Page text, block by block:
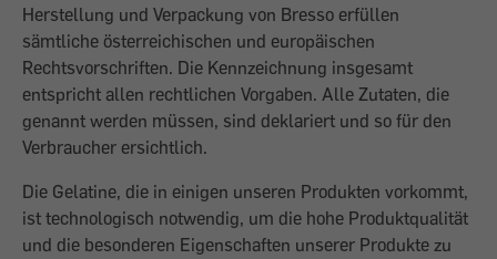
Herstellung und Verpackung von Bresso erfüllen
sämtliche österreichischen und europäischen
Rechtsvorschriften. Die Kennzeichnung insgesamt
entspricht allen rechtlichen Vorgaben. Alle Zutaten, die
genannt werden müssen, sind deklariert und so für den
Verbraucher ersichtlich.
Die Gelatine, die in einigen unseren Produkten vorkommt,
ist technologisch notwendig, um die hohe Produktqualität
und die besonderen Eigenschaften unserer Produkte zu